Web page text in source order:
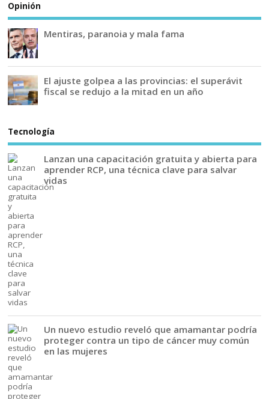
Opinión
Mentiras, paranoia y mala fama
El ajuste golpea a las provincias: el superávit
fiscal se redujo a la mitad en un año
Tecnología
Lanzan una capacitación gratuita y abierta para
aprender RCP, una técnica clave para salvar
vidas
Un nuevo estudio reveló que amamantar podría
proteger contra un tipo de cáncer muy común
en las mujeres